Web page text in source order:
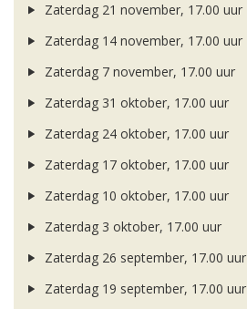
Zaterdag 21 november, 17.00 uur
Zaterdag 14 november, 17.00 uur
Zaterdag 7 november, 17.00 uur
Zaterdag 31 oktober, 17.00 uur
Zaterdag 24 oktober, 17.00 uur
Zaterdag 17 oktober, 17.00 uur
Zaterdag 10 oktober, 17.00 uur
Zaterdag 3 oktober, 17.00 uur
Zaterdag 26 september, 17.00 uur
Zaterdag 19 september, 17.00 uur